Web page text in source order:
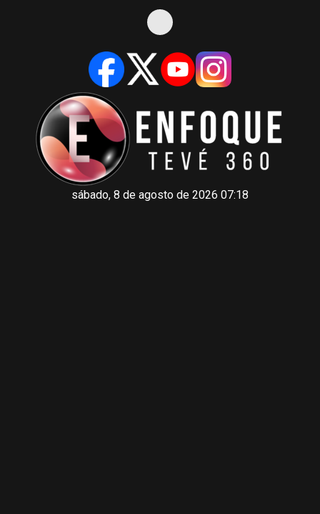
sábado, 8 de agosto de 2026 07:18